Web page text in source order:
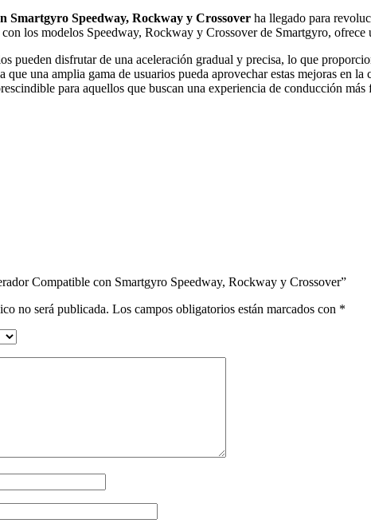
Smartgyro Speedway, Rockway y Crossover ha llegado para
los modelos Speedway, Rockway y Crossover de Smartgyro,
pueden disfrutar de una aceleración gradual y precisa, lo que
que una amplia gama de usuarios pueda aprovechar estas mejoras en
para aquellos que buscan una experiencia de conducción
Compatible con Smartgyro Speedway, Rockway y Crossover”
no será publicada. Los campos obligatorios están marcados con *